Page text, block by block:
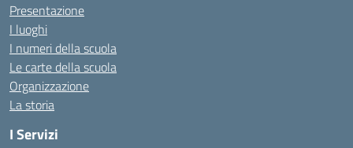
Presentazione
I luoghi
I numeri della scuola
Le carte della scuola
Organizzazione
La storia
I Servizi